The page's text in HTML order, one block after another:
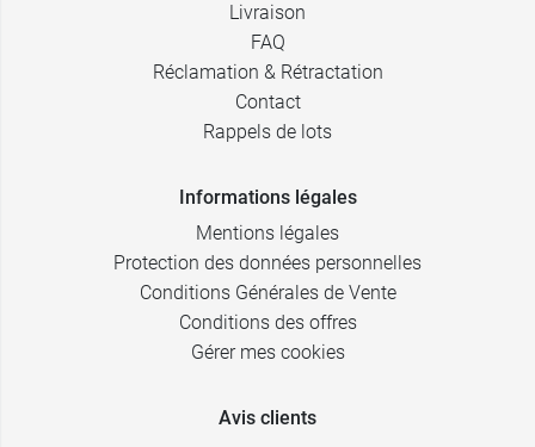
Livraison
FAQ
Réclamation & Rétractation
Contact
Rappels de lots
Informations légales
Mentions légales
Protection des données personnelles
Conditions Générales de Vente
Conditions des offres
Gérer mes cookies
Avis clients